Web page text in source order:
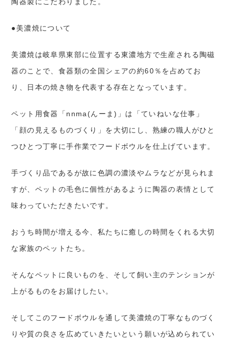
陶器製にこだわりました。
●美濃焼について
美濃焼は岐阜県東部に位置する東濃地方で生産される陶磁
器のことで、食器類の全国シェアの約60％を占めてお
り、日本の焼き物を代表する存在となっています。
ペット用食器「nnma(んーま)」は「ていねいな仕事」
「顔の見えるものづくり」を大切にし、熟練の職人がひと
つひとつ丁寧に手作業でフードボウルを仕上げています。
手づくり品であるが故に色調の濃淡やムラなどが見られま
すが、ペットの毛色に個性があるように陶器の表情として
味わっていただきたいです。
おうち時間が増える今、私たちに癒しの時間をくれる大切
な家族のペットたち。
そんなペットに良いものを、そして飼い主のテンションが
上がるものをお届けしたい。
そしてこのフードボウルを通して美濃焼の丁寧なものづく
りや質の良さを広めていきたいという願いが込められてい